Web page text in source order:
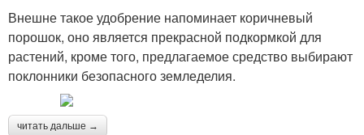
Внешне такое удобрение напоминает коричневый
порошок, оно является прекрасной подкормкой для
растений, кроме того, предлагаемое средство выбирают
поклонники безопасного земледелия.
читать дальше →